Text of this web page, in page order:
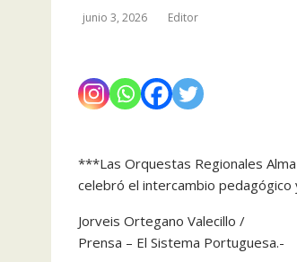
junio 3, 2026 Editor
***Las Orquestas Regionales
celebró el intercambio pedagógico
Jorveis Ortegano Valecillo /
Prensa – El Sistema Portuguesa.-